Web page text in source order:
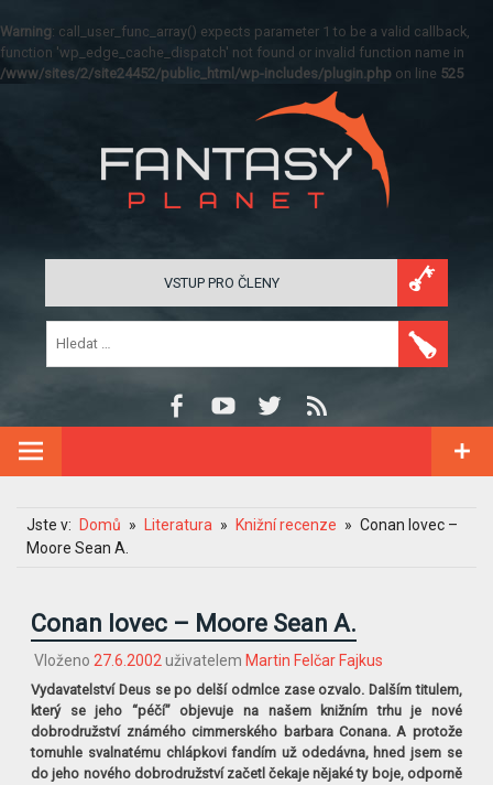
Warning: call_user_func_array() expects parameter 1 to be a valid callback,
function 'wp_edge_cache_dispatch' not found or invalid function name in
/www/sites/2/site24452/public_html/wp-includes/plugin.php on line 525
VSTUP PRO ČLENY
Jste v: Domů Literatura Knižní recenze
Conan lovec –
Moore Sean A.
Conan lovec – Moore Sean A.
Vloženo 27.6.2002 uživatelem Martin Felčar Fajkus
Vydavatelství Deus se po delší odmlce zase ozvalo. Dalším titulem,
který se jeho “péčí” objevuje na našem knižním trhu je nové
dobrodružství známého cimmerského barbara Conana. A protože
tomuhle svalnatému chlápkovi fandím už odedávna, hned jsem se
do jeho nového dobrodružství začetl čekaje nějaké ty boje, odporně